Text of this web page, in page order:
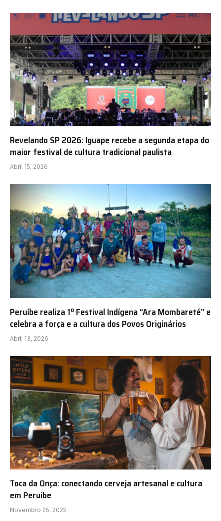
Revelando SP 2026: Iguape recebe a segunda etapa do
maior festival de cultura tradicional paulista
Abril 15, 2026
Peruíbe realiza 1º Festival Indígena “Ara Mombareté” e
celebra a força e a cultura dos Povos Originários
Abril 13, 2026
Toca da Onça: conectando cerveja artesanal e cultura
em Peruíbe
Novembro 25, 2025